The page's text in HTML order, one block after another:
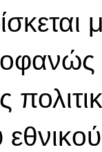
η